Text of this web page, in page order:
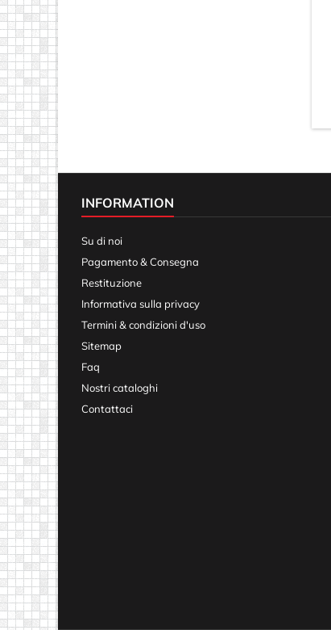
INFORMATION
Su di noi
Pagamento & Consegna
Restituzione
Informativa sulla privacy
Termini & condizioni d'uso
Sitemap
Faq
Nostri cataloghi
Contattaci